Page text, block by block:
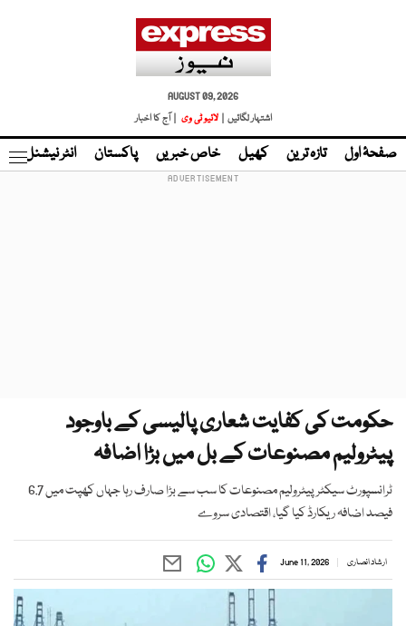
AUGUST 09, 2026
اشتہار لگائیں |
لائیو ٹی وی | آج کا اخبار
صفحۂ اول تازہ ترین کھیل خاص خبریں پاکستان انٹر نیشنل
حکومت کی کفایت شعاری پالیسی کے باوجود
پیٹرولیم مصنوعات کے بل میں بڑا اضافہ
ٹرانسپورٹ سیکٹر پیٹرولیم مصنوعات کا سب سے بڑا صارف رہا جہاں کھپت میں 6.7
فیصد اضافہ ریکارڈ کیا گیا، اقتصادی سروے
ارشاد انصاری June 11, 2026